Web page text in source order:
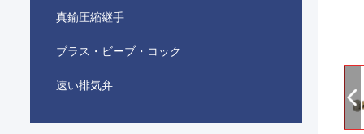
真鍮圧縮継手
ブラス・ビーブ・コック
速い排気弁